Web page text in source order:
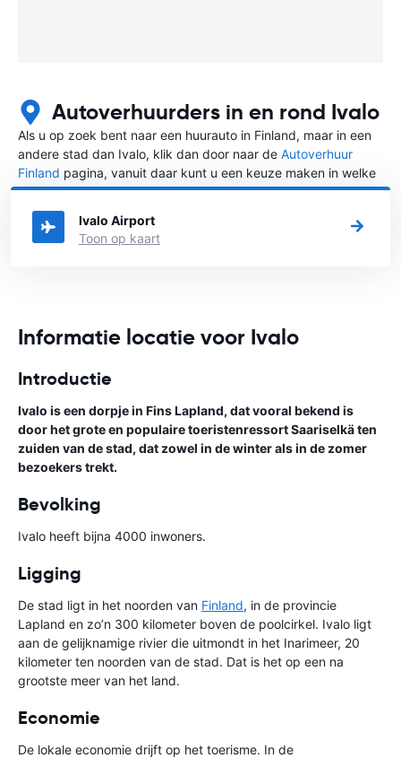
Autoverhuurders in en rond Ivalo
Als u op zoek bent naar een huurauto in Finland, maar in een
andere stad dan Ivalo, klik dan door naar de Autoverhuur
Finland pagina, vanuit daar kunt u een keuze maken in welke
stad in Finland u een auto huren wilt.
Ivalo Airport
Toon op kaart
Informatie locatie voor Ivalo
Introductie
Ivalo is een dorpje in Fins Lapland, dat vooral bekend is
door het grote en populaire toeristenressort Saariselkä ten
zuiden van de stad, dat zowel in de winter als in de zomer
bezoekers trekt.
Bevolking
Ivalo heeft bijna 4000 inwoners.
Ligging
De stad ligt in het noorden van Finland, in de provincie
Lapland en zo’n 300 kilometer boven de poolcirkel. Ivalo ligt
aan de gelijknamige rivier die uitmondt in het Inarimeer, 20
kilometer ten noorden van de stad. Dat is het op een na
grootste meer van het land.
Economie
De lokale economie drijft op het toerisme. In de